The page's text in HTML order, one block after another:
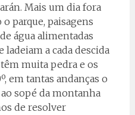
Mais um dia fora
parque, paisagens
água alimentadas
ladeiam a cada descida
muita pedra e os
em tantas andanças o
sopé da montanha
de resolver